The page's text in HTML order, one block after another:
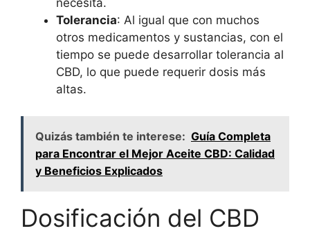
necesita.
Tolerancia: Al igual que con muchos
otros medicamentos y sustancias, con el
tiempo se puede desarrollar tolerancia al
CBD, lo que puede requerir dosis más
altas.
Quizás también te interese: Guía Completa
para Encontrar el Mejor Aceite CBD: Calidad
y Beneficios Explicados
Dosificación del CBD